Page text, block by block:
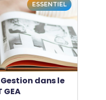
ESSENTIEL
dans le